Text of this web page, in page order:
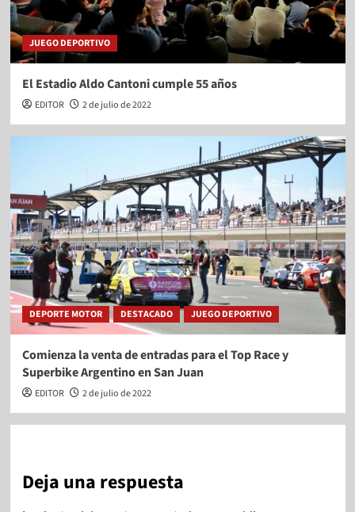
JUEGO DEPORTIVO
El Estadio Aldo Cantoni cumple 55 años
EDITOR 2 de julio de 2022
DEPORTE MOTOR DESTACADO JUEGO DEPORTIVO
Comienza la venta de entradas para el Top Race y
Superbike Argentino en San Juan
EDITOR 2 de julio de 2022
Deja una respuesta